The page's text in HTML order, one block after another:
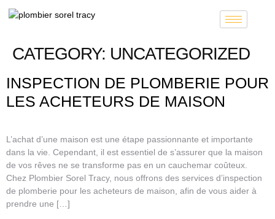
CATEGORY: UNCATEGORIZED
INSPECTION DE PLOMBERIE POUR
LES ACHETEURS DE MAISON
L’achat d’une maison est une étape passionnante et importante
dans la vie. Cependant, il est essentiel de s’assurer que la maison
de vos rêves ne se transforme pas en un cauchemar coûteux.
Chez Plombier Sorel Tracy, nous offrons des services d’inspection
de plomberie pour les acheteurs de maison, afin de vous aider à
prendre une […]